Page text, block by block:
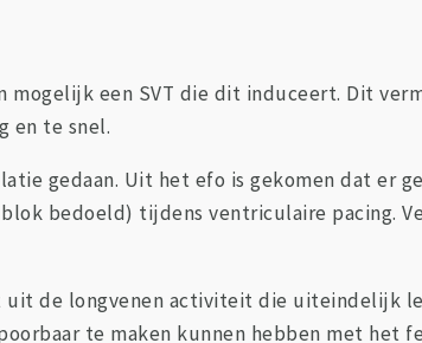
mogelijk een SVT die dit induceert. Dit
en te snel.
gedaan. Uit het efo is gekomen dat er
bedoeld) tijdens ventriculaire pacing.
de longvenen activiteit die uiteindelijk
te maken kunnen hebben met het